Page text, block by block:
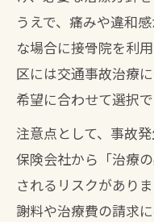
八幡西区で
コツ
接骨院の交
方法
ポイント
口コミから
院特徴
うえで、痛みや違和
な場合に接骨院を利
区には交通事故治療
希望に合わせて選択で
注意点として、事故
保険会社から「治療
されるリスクがあり
謝料や治療費の請求